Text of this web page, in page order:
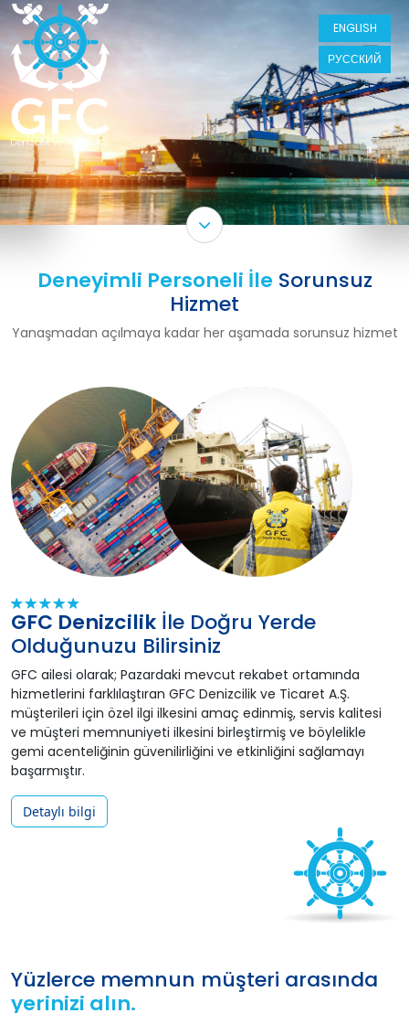
ENGLISH
РУССКИЙ
Deneyimli Personeli İle Sorunsuz
Hizmet
Yanaşmadan açılmaya kadar her aşamada sorunsuz hizmet
GFC Denizcilik İle Doğru Yerde
Olduğunuzu Bilirsiniz
GFC ailesi olarak; Pazardaki mevcut rekabet ortamında
hizmetlerini farklılaştıran GFC Denizcilik ve Ticaret A.Ş.
müşterileri için özel ilgi ilkesini amaç edinmiş, servis kalitesi
ve müşteri memnuniyeti ilkesini birleştirmiş ve böylelikle
gemi acenteliğinin güvenilirliğini ve etkinliğini sağlamayı
başarmıştır.
Detaylı bilgi
Yüzlerce memnun müşteri arasında
yerinizi alın.